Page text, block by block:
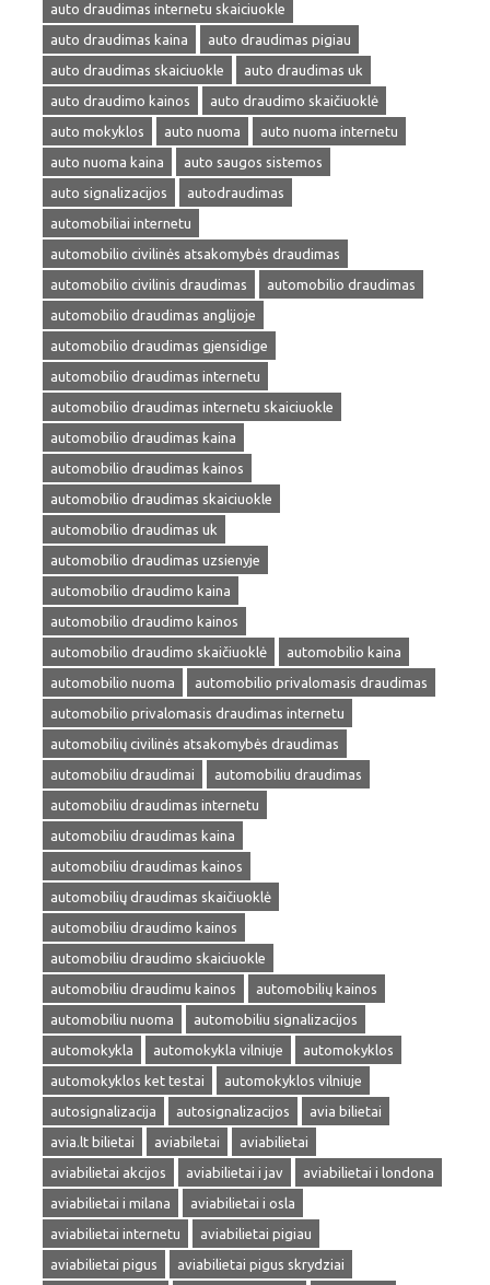
auto draudimas internetu skaiciuokle
auto draudimas kaina
auto draudimas pigiau
auto draudimas skaiciuokle
auto draudimas uk
auto draudimo kainos
auto draudimo skaičiuoklė
auto mokyklos
auto nuoma
auto nuoma internetu
auto nuoma kaina
auto saugos sistemos
auto signalizacijos
autodraudimas
automobiliai internetu
automobilio civilinės atsakomybės draudimas
automobilio civilinis draudimas
automobilio draudimas
automobilio draudimas anglijoje
automobilio draudimas gjensidige
automobilio draudimas internetu
automobilio draudimas internetu skaiciuokle
automobilio draudimas kaina
automobilio draudimas kainos
automobilio draudimas skaiciuokle
automobilio draudimas uk
automobilio draudimas uzsienyje
automobilio draudimo kaina
automobilio draudimo kainos
automobilio draudimo skaičiuoklė
automobilio kaina
automobilio nuoma
automobilio privalomasis draudimas
automobilio privalomasis draudimas internetu
automobilių civilinės atsakomybės draudimas
automobiliu draudimai
automobiliu draudimas
automobiliu draudimas internetu
automobiliu draudimas kaina
automobiliu draudimas kainos
automobilių draudimas skaičiuoklė
automobiliu draudimo kainos
automobiliu draudimo skaiciuokle
automobiliu draudimu kainos
automobilių kainos
automobiliu nuoma
automobiliu signalizacijos
automokykla
automokykla vilniuje
automokyklos
automokyklos ket testai
automokyklos vilniuje
autosignalizacija
autosignalizacijos
avia bilietai
avia.lt bilietai
aviabiletai
aviabilietai
aviabilietai akcijos
aviabilietai i jav
aviabilietai i londona
aviabilietai i milana
aviabilietai i osla
aviabilietai internetu
aviabilietai pigiau
aviabilietai pigus
aviabilietai pigus skrydziai